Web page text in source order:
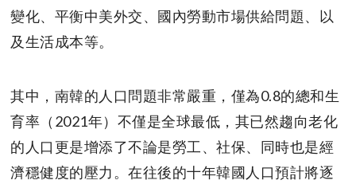
變化、平衡中美外交、國內勞動市場供給問題、以
及生活成本等。
其中，南韓的人口問題非常嚴重，僅為0.8的總和生
育率（2021年）不僅是全球最低，其已然趨向老化
的人口更是增添了不論是勞工、社保、同時也是經
濟穩健度的壓力。在往後的十年韓國人口預計將逐